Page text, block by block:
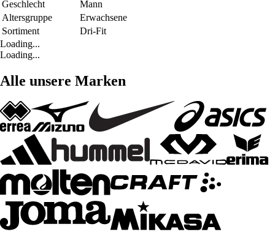
Geschlecht
Mann
Altersgruppe
Erwachsene
Sortiment
Dri-Fit
Loading...
Loading...
Alle unsere Marken